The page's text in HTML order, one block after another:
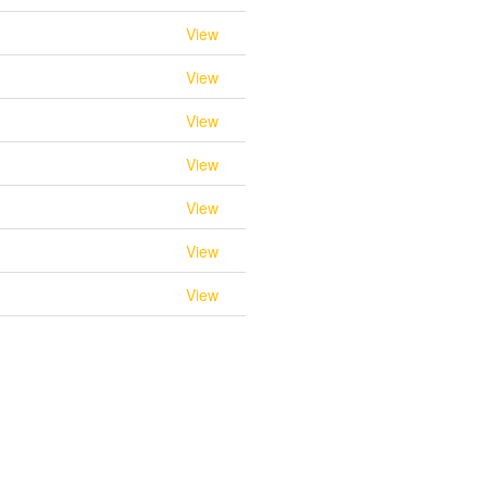
View
View
View
View
View
View
View